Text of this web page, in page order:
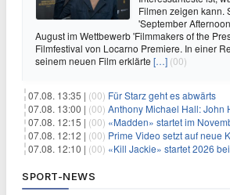
Filmen zeigen kann.
'September
August im Wettbewerb 'Filmmakers of the
Filmfestival von Locarno Premiere. In einer
seinem neuen Film erklärte […] (00)
07.08. 13:35 | (00) Für Starz geht es abwärts
07.08. 13:00 | (00) Anthony Michael Hall: John Hughes sprach über
07.08. 12:15 | (00) «Madden» startet im
07.08. 12:12 | (00) Prime Video setzt auf neue
07.08. 12:10 | (00) «Kill Jackie» startet 2026
SPORT-NEWS